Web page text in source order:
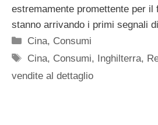
estremamente promettente per il
stanno arrivando i primi segnali
Categorie
Cina, Consumi
Tag
Cina, Consumi, Inghilterra,
vendite al dettaglio